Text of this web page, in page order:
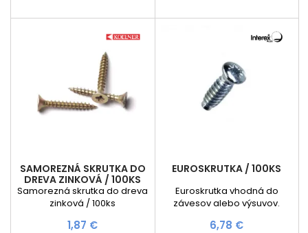
SAMOREZNÁ SKRUTKA DO
DREVA ZINKOVÁ / 100KS
Samorezná skrutka do dreva
zinková / 100ks
Cena
1,87 €
EUROSKRUTKA / 100KS
Euroskrutka vhodná do
závesov alebo výsuvov.
Cena
6,78 €